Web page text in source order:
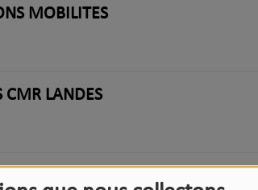
MOBILITÉS
CMR LANDES
ERRARD, ÉCRIVAIN ET CUISINIER